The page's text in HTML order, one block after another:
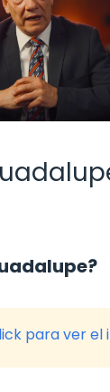
para ver el